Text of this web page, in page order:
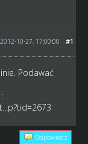
#1
10-27, 17:00:00
Podawać
Odpowiedz